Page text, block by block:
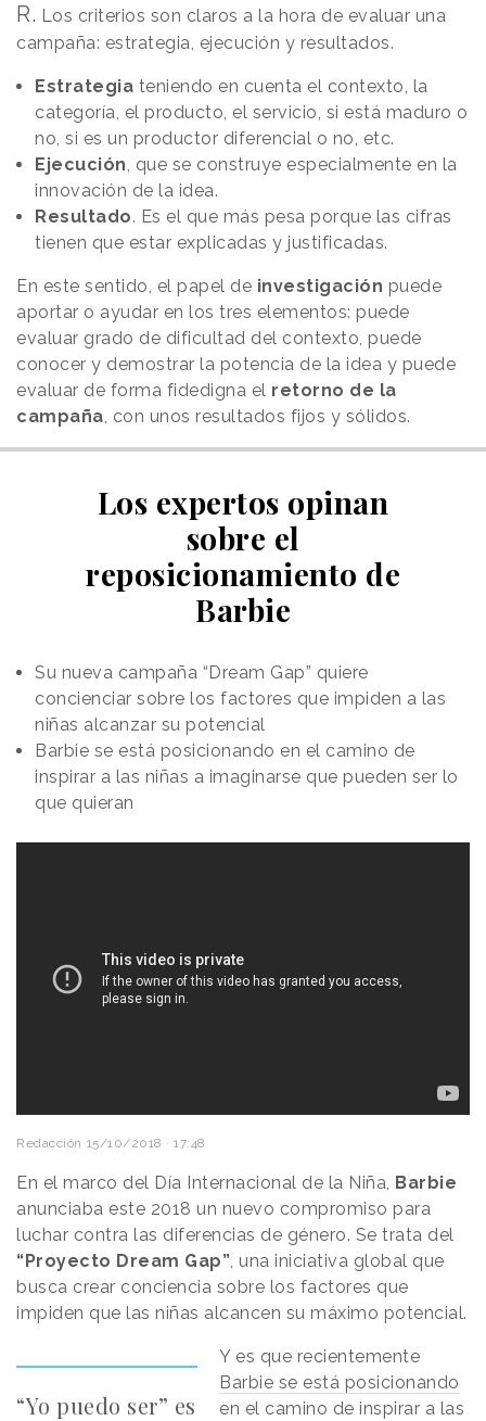
R. Los criterios son claros a la hora de evaluar una
campaña: estrategia, ejecución y resultados.
Estrategia teniendo en cuenta el contexto, la
categoría, el producto, el servicio, si está maduro o
no, si es un productor diferencial o no, etc.
Ejecución, que se construye especialmente en la
innovación de la idea.
Resultado. Es el que más pesa porque las cifras
tienen que estar explicadas y justificadas.
En este sentido, el papel de investigación puede
aportar o ayudar en los tres elementos: puede
evaluar grado de dificultad del contexto, puede
conocer y demostrar la potencia de la idea y puede
evaluar de forma fidedigna el retorno de la
campaña, con unos resultados fijos y sólidos.
Los expertos opinan
sobre el
reposicionamiento de
Barbie
Su nueva campaña “Dream Gap” quiere
concienciar sobre los factores que impiden a las
niñas alcanzar su potencial
Barbie se está posicionando en el camino de
inspirar a las niñas a imaginarse que pueden ser lo
que quieran
Redacción 15/10/2018 · 17:48
En el marco del Día Internacional de la Niña, Barbie
anunciaba este 2018 un nuevo compromiso para
luchar contra las diferencias de género. Se trata del
“Proyecto Dream Gap” , una iniciativa global que
busca crear conciencia sobre los factores que
impiden que las niñas alcancen su máximo potencial.
“Yo puedo ser” es
Y es que recientemente
Barbie se está posicionando
en el camino de inspirar a las